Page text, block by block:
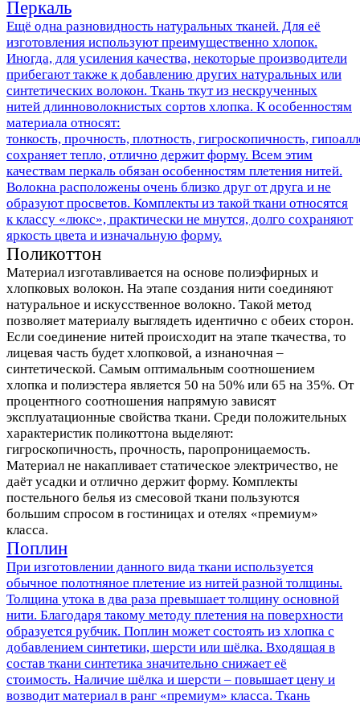
Перкаль
Ещё одна разновидность натуральных тканей. Для её
изготовления используют преимущественно хлопок.
Иногда, для усиления качества, некоторые производители
прибегают также к добавлению других натуральных или
синтетических волокон. Ткань ткут из нескрученных
нитей длинноволокнистых сортов хлопка. К особенностям
материала относят:
тонкость, прочность, плотность, гигроскопичность,
сохраняет тепло, отлично держит форму. Всем этим
качествам перкаль обязан особенностям плетения нитей.
Волокна расположены очень близко друг от друга и не
образуют просветов. Комплекты из такой ткани относятся
к классу «люкс», практически не мнутся, долго сохраняют
яркость цвета и изначальную форму.
Поликоттон
Материал изготавливается на основе полиэфирных и
хлопковых волокон. На этапе создания нити соединяют
натуральное и искусственное волокно. Такой метод
позволяет материалу выглядеть идентично с обеих сторон.
Если соединение нитей происходит на этапе ткачества, то
лицевая часть будет хлопковой, а изнаночная –
синтетической. Самым оптимальным соотношением
хлопка и полиэстера является 50 на 50% или 65 на 35%. От
процентного соотношения напрямую зависят
эксплуатационные свойства ткани. Среди положительных
характеристик поликоттона выделяют:
гигроскопичность, прочность, паропроницаемость.
Материал не накапливает статическое электричество, не
даёт усадки и отлично держит форму. Комплекты
постельного белья из смесовой ткани пользуются
большим спросом в гостиницах и отелях «премиум»
класса.
Поплин
При изготовлении данного вида ткани используется
обычное полотняное плетение из нитей разной толщины.
Толщина утока в два раза превышает толщину основной
нити. Благодаря такому методу плетения на поверхности
образуется рубчик. Поплин может состоять из хлопка с
добавлением синтетики, шерсти или шёлка. Входящая в
состав ткани синтетика значительно снижает её
стоимость. Наличие шёлка и шерсти – повышает цену и
возводит материал в ранг «премиум» класса. Ткань